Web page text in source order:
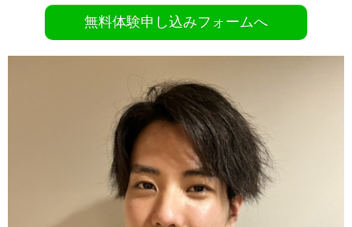
無料体験申し込みフォームへ